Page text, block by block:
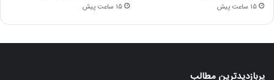
15 ساعت پیش 15 ساعت پیش
پربازدیدترین مطالب